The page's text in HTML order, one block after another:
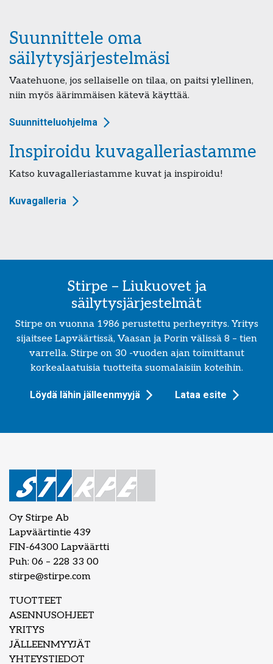
Suunnittele oma
säilytysjärjestelmäsi
Vaatehuone, jos sellaiselle on tilaa, on paitsi ylellinen,
niin myös äärimmäisen kätevä käyttää.
Suunnitteluohjelma
Inspiroidu kuvagalleriastamme
Katso kuvagalleriastamme kuvat ja inspiroidu!
Kuvagalleria
Stirpe – Liukuovet ja
säilytysjärjestelmät
Stirpe on vuonna 1986 perustettu perheyritys. Yritys
sijaitsee Lapväärtissä, Vaasan ja Porin välissä 8 – tien
varrella. Stirpe on 30 -vuoden ajan toimittanut
korkealaatuisia tuotteita suomalaisiin koteihin.
Löydä lähin jälleenmyyjä Lataa esite
Oy Stirpe Ab
Lapväärtintie 439
FIN-64300 Lapväärtti
Puh: 06 – 228 33 00
stirpe@stirpe.com
TUOTTEET
ASENNUSOHJEET
YRITYS
JÄLLEENMYYJÄT
YHTEYSTIEDOT